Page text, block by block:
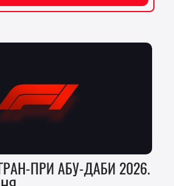
ПРИ АБУ-ДАБИ 2026.